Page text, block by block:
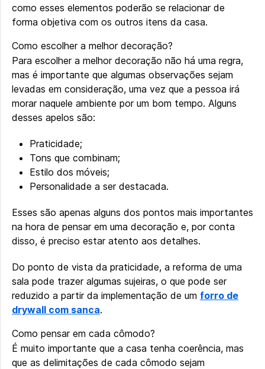
como esses elementos poderão se relacionar de
forma objetiva com os outros itens da casa.
Como escolher a melhor decoração?
Para escolher a melhor decoração não há uma regra,
mas é importante que algumas observações sejam
levadas em consideração, uma vez que a pessoa irá
morar naquele ambiente por um bom tempo. Alguns
desses apelos são:
Praticidade;
Tons que combinam;
Estilo dos móveis;
Personalidade a ser destacada.
Esses são apenas alguns dos pontos mais importantes
na hora de pensar em uma decoração e, por conta
disso, é preciso estar atento aos detalhes.
Do ponto de vista da praticidade, a reforma de uma
sala pode trazer algumas sujeiras, o que pode ser
reduzido a partir da implementação de um forro de
drywall com sanca.
Como pensar em cada cômodo?
É muito importante que a casa tenha coerência, mas
que as delimitações de cada cômodo sejam